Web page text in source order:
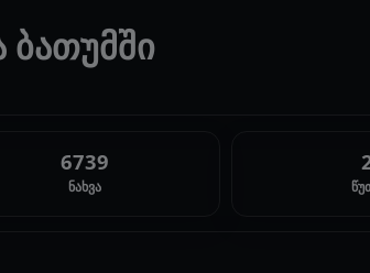
ბათუმში
6739
ნახვა